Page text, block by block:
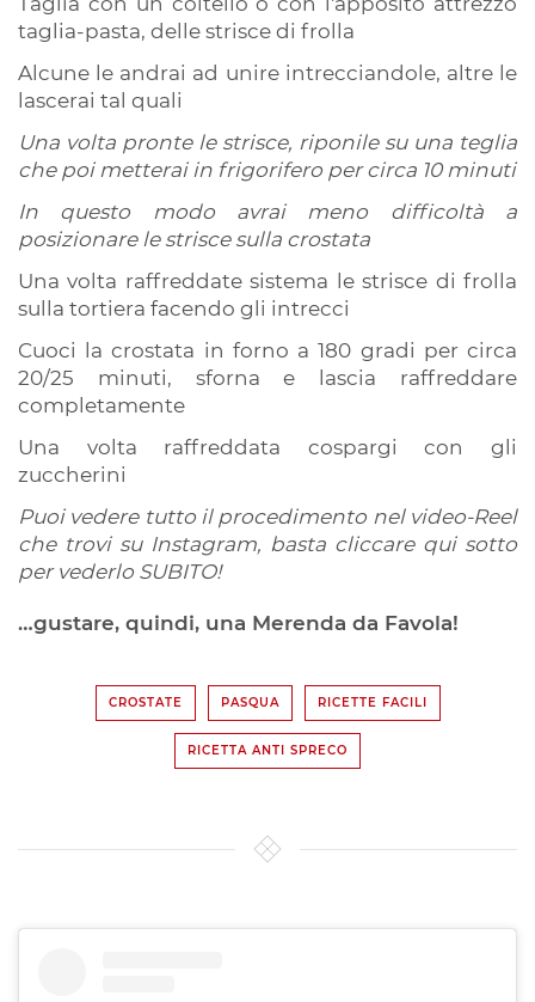
taglia-pasta, delle strisce di frolla
Alcune le andrai ad unire intrecciandole, altre le
lascerai tal quali
Una volta pronte le strisce, riponile su una teglia
che poi metterai in frigorifero per circa 10 minuti
In questo modo avrai meno difficoltà a
posizionare le strisce sulla crostata
Una volta raffreddate sistema le strisce di frolla
sulla tortiera facendo gli intrecci
Cuoci la crostata in forno a 180 gradi per circa
20/25 minuti, sforna e lascia raffreddare
completamente
Una volta raffreddata cospargi con gli
zuccherini
Puoi vedere tutto il procedimento nel video-Reel
che trovi su Instagram, basta cliccare qui sotto
per vederlo SUBITO!
…gustare, quindi, una Merenda da Favola!
CROSTATE PASQUA RICETTE FACILI
RICETTA ANTI SPRECO